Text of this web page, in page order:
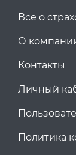
Все о
О
Контакты
Личный
Политика